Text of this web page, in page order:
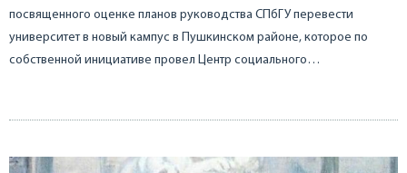
посвященного оценке планов руководства СПбГУ перевести
университет в новый кампус в Пушкинском районе, которое по
собственной инициативе провел Центр социального…